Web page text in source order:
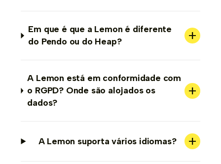
Em que é que a Lemon é diferente
do Pendo ou do Heap?
+
A Lemon está em conformidade com
o RGPD? Onde são alojados os
dados?
+
A Lemon suporta vários idiomas? +